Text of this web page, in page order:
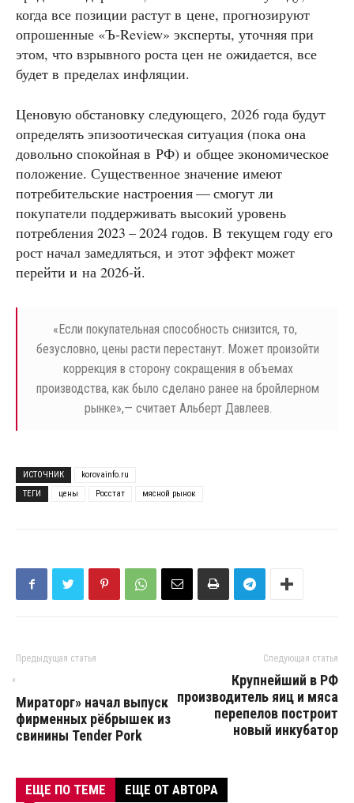
когда все позиции растут в цене, прогнозируют
опрошенные «Ъ‑Review» эксперты, уточняя при
этом, что взрывного роста цен не ожидается, все
будет в пределах инфляции.
Ценовую обстановку следующего, 2026 года будут
определять эпизоотическая ситуация (пока она
довольно спокойная в РФ) и общее экономическое
положение. Существенное значение имеют
потребительские настроения — смогут ли
покупатели поддерживать высокий уровень
потребления 2023 – 2024 годов. В текущем году его
рост начал замедляться, и этот эффект может
перейти и на 2026‑й.
« Если покупательная способность снизится, то,
безусловно, цены расти перестанут. Может произойти
коррекция в сторону сокращения в объемах
производства, как было сделано ранее на бройлерном
рынке»,— считает Альберт Давлеев.
ИСТОЧНИК
korovainfo.ru
ТЕГИ
цены Росстат мясной рынок
Предыдущая статья
«
Мираторг» начал выпуск
фирменных рёбрышек из
свинины Tender Pork
Следующая статья
Крупнейший в РФ
производитель яиц и мяса
перепелов построит
новый инкубатор
ЕЩЕ ПО ТЕМЕ ЕЩЕ ОТ АВТОРА